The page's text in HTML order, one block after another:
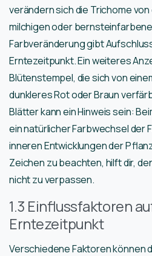
verändern sich die Trichome
milchigen oder
Farbveränderung gibt
Erntezeitpunkt. Ein weiteres
Blütenstempel, die sich von
dunkleres Rot oder Braun
Blätter kann ein Hinweis sein:
ein natürlicher Farbwechsel der
inneren Entwicklungen der
Zeichen zu beachten, hilft dir,
nicht zu verpassen.
1.3 Einflussfaktoren
Erntezeitpunkt
Verschiedene Faktoren können